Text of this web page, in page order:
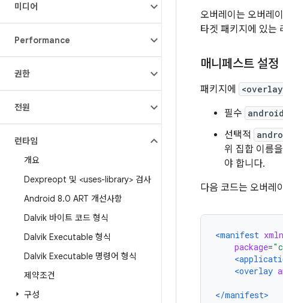
미디어
Performance
권한
전원
런타임
개요
Dexpreopt 및 <uses-library> 검사
Android 8.0 ART 개선사항
Dalvik 바이트 코드 형식
Dalvik Executable 형식
Dalvik Executable 명령어 형식
제약조건
구성
오버레이는 오버레
타겟 패키지에 있는
매니페스트 설정
패키지에
필수
선택적
위 집합 이름
야 합니다.
다음 코드는 오버레이
<manifest
package=
<overlay
</manifest>